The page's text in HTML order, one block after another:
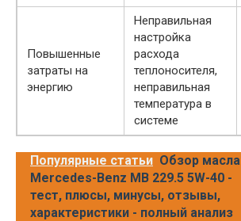
Повышенные
затраты на
энергию
Неправильная
настройка
расхода
теплоносителя,
неправильная
температура в
системе
Популярные статьи Обзор масла
Mercedes-Benz MB 229.5 5W-40 -
тест, плюсы, минусы, отзывы,
характеристики - полный анализ